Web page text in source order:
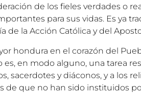
de los fieles verdades o
para sus vidas. Es ya
de la Acción Católica y del
hondura en el corazón del
en modo alguno, una tarea
sacerdotes y diáconos, y a los
de que no han sido instituidos